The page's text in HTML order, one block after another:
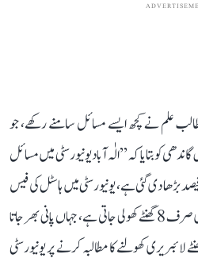
طالب علم نے کچھ ایسے مسائل سامنے رکھے، جو
کو بتایا کہ ’’الٰہ آباد یونیورسٹی میں مسائل
انبار ہے۔ یونیورسٹی میں فیس 400 فیصد بڑھا دی گئی ہے، یونیورسٹی میں ہاسٹل کی فیس
میں بھی اضافہ کر دیا گیا ہے، لائبریری صرف 8 گھنٹے کھولی جاتی ہے، جہاں پانی بھر جاتا
وہ یہ بھی کہتے ہیں کہ ’’24 گھنٹے لائبریری کھولنے کا مطالبہ کرنے پر یونیورسٹی